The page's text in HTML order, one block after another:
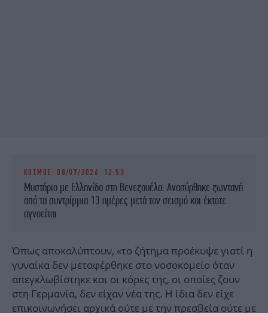
ΚΟΣΜΟΣ 08/07/2026 12:53
Μυστήριο με Ελληνίδα στη Βενεζουέλα: Ανασύρθηκε ζωντανή
από τα συντρίμμια 13 ημέρες μετά τον σεισμό και έκτοτε
αγνοείται
Όπως αποκαλύπτουν, «το ζήτημα προέκυψε γιατί η
γυναίκα δεν μεταφέρθηκε στο νοσοκομείο όταν
απεγκλωβίστηκε και οι κόρες της, οι οποίες ζουν
στη Γερμανία, δεν είχαν νέα της. Η ίδια δεν είχε
επικοινωνήσει αρχικά ούτε με την πρεσβεία ούτε με